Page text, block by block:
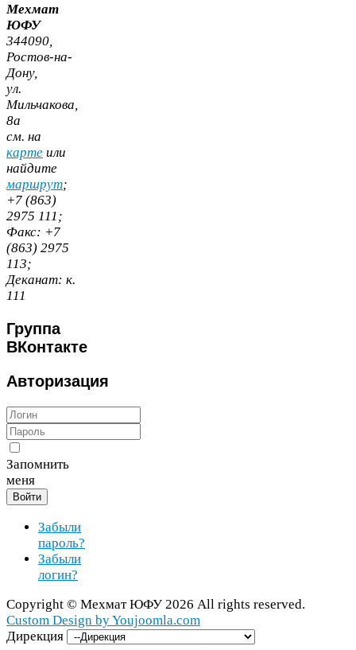
Мехмат
ЮФУ
344090
Ростов-​на-​
Дону,
ул.
Мильчакова,
8а
cм. на
карте или
найдите
маршрут;
+7 (863)
2975 111 ;
Факс: +7
(863) 2975
113;
Деканат: к.
111
Группа
ВКонтакте
Авторизация
Запомнить
меня
Войти
Забыли
пароль?
Забыли
логин?
Copy­right © МехматЮФУ 2026 All rights reserved.
Cus­tom Design by You​joomla​.com
Дирекция